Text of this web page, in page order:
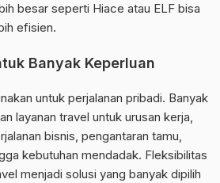
besar seperti Hiace atau ELF bisa
efisien.
Banyak Keperluan
untuk perjalanan pribadi. Banyak
layanan travel untuk urusan kerja,
bisnis, pengantaran tamu,
kebutuhan mendadak. Fleksibilitas
menjadi solusi yang banyak dipilih